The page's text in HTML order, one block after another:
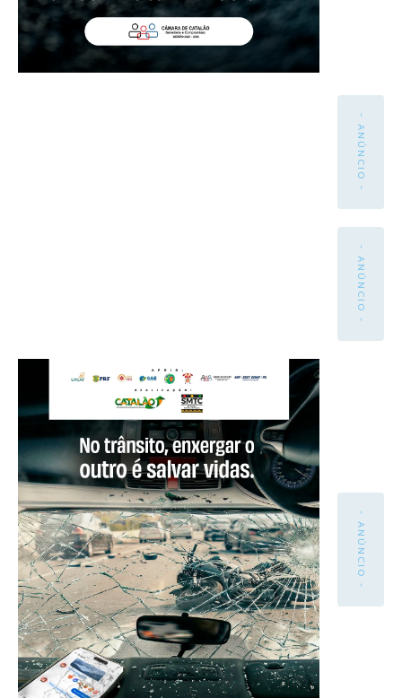
- ANÚNCIO -
- ANÚNCIO -
- ANÚNCIO -